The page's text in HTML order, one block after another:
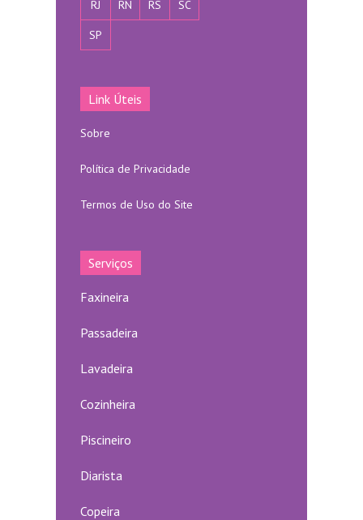
RJ RN RS SC
SP
Link Úteis
Sobre
Política de Privacidade
Termos de Uso do Site
Serviços
Faxineira
Passadeira
Lavadeira
Cozinheira
Piscineiro
Diarista
Copeira